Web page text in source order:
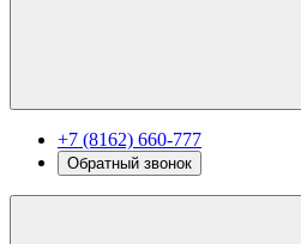
+7 (8162) 660-777
Обратный звонок